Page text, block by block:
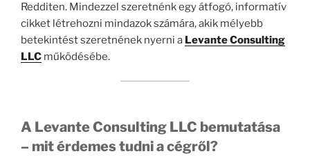
Redditen. Mindezzel szeretnénk egy átfogó, informatív
cikket létrehozni mindazok számára, akik mélyebb
betekintést szeretnének nyerni a Levante Consulting
LLC működésébe.
A Levante Consulting LLC bemutatása
– mit érdemes tudni a cégről?